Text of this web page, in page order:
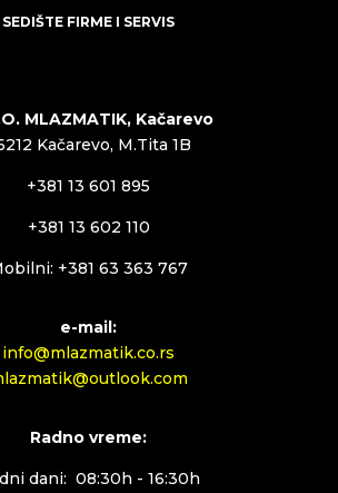
SEDIŠTE FIRME I SERVIS
MLAZMATIK, Kačarevo
Kačarevo, M.Tita 1B
+381 13 601 895
+381 13 602 110
+381 63 363 767
e-mail:
info@mlazmatik.co.rs
Radno vreme:
dani: 08:30h - 16:30h